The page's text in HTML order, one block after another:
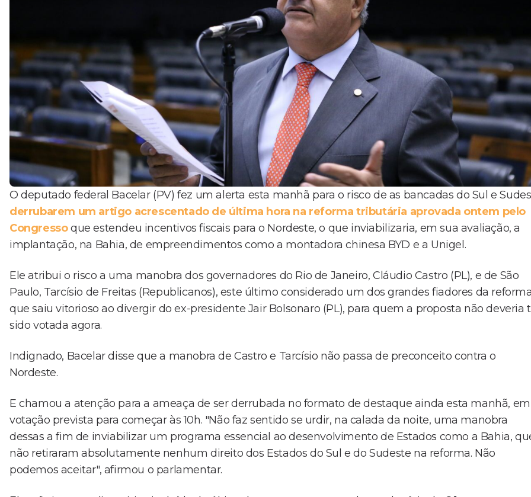
O deputado federal Bacelar (PV) fez um alerta esta manhã para o risco de as bancadas do Sul e
derrubarem um artigo acrescentado de última hora na reforma tributária aprovada ontem pelo
Congressoque estendeu incentivos fiscais para o Nordeste, o que inviabilizaria, em sua avaliação, a
implantação, na Bahia, de empreendimentos como a montadora chinesa BYD e a Unigel.
Ele atribui o risco a uma manobra dos governadores do Rio de Janeiro, Cláudio Castro (PL), e de São
Paulo, Tarcísio de Freitas (Republicanos), este último considerado um dos grandes fiadores da
que saiu vitorioso ao divergir do ex-presidente Jair Bolsonaro (PL), para quem a proposta não deveria
sido votada agora.
Indignado, Bacelar disse que a manobra de Castro e Tarcísio não passa de preconceito contra o
Nordeste.
E chamou a atenção para a ameaça de ser derrubada no formato de destaque ainda esta manhã, em
votação prevista para começar às 10h. "Não faz sentido se urdir, na calada da noite, uma manobra
dessas a fim de inviabilizar um programa essencial ao desenvolvimento de Estados como a Bahia,
não retiraram absolutamente nenhum direito dos Estados do Sul e do Sudeste na reforma. Não
podemos aceitar", afirmou o parlamentar.